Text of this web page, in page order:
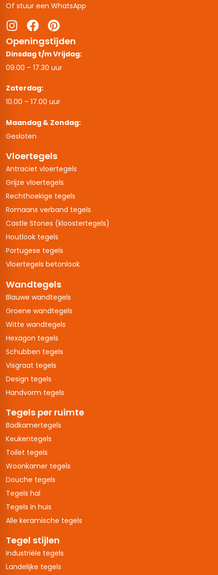
Of stuur een WhatsApp
Openingstijden
Dinsdag t/m Vrijdag:
09.00 – 17.30 uur
Zaterdag:
10.00 – 17.00 uur
Maandag & Zondag:
Gesloten
Vloertegels
Antraciet vloertegels
Grijze vloertegels
Rechthoekige tegels
Romaans verband tegels
Castle Stones (kloostertegels)
Houtlook tegels
Portugese tegels
Vloertegels betonlook
Wandtegels
Blauwe wandtegels
Groene wandtegels
Witte wandtegels
Hexagon tegels
Schubben tegels
Visgraat tegels
Design tegels
Handvorm tegels
Tegels per ruimte
Badkamertegels
Keukentegels
Toilet tegels
Woonkamer tegels
Douche tegels
Tegels hal
Tegels in huis
Alle keramische tegels
Tegel stijlen
Industriële tegels
Landelijke tegels